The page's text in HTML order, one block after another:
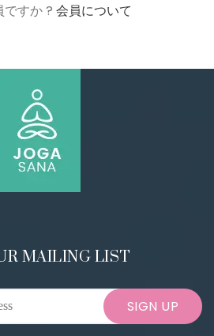
ですか ? 会員について
MAILING LIST
SIGN UP